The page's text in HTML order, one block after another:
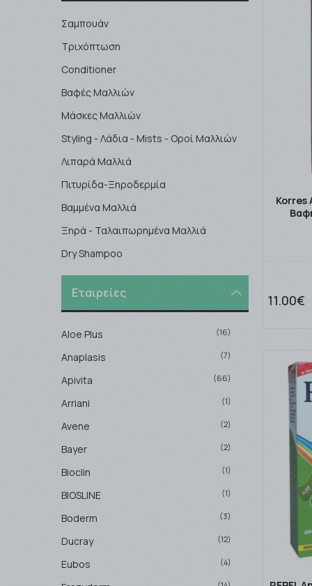
Σαμπουάν
Τριχόπτωση
Conditioner
Βαφές Μαλλιών
Μάσκες Μαλλιών
Styling - Λάδια - Mists - Οροί Μαλλιών
Λιπαρά Μαλλιά
Πιτυρίδα-Ξηροδερμία
Βαμμένα Μαλλιά
Ξηρά - Ταλαιπωρημένα Μαλλιά
Dry Shampoo
Εταιρείες
Aloe Plus (16)
Anaplasis (7)
Apivita (66)
Arriani (1)
Avene (2)
Bayer (2)
Bioclin (1)
BIOSLINE (1)
Boderm (3)
Ducray (12)
Eubos (4)
Korres
11.00€